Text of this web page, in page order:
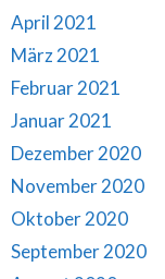
April 2021
März 2021
Februar 2021
Januar 2021
Dezember 2020
November 2020
Oktober 2020
September 2020